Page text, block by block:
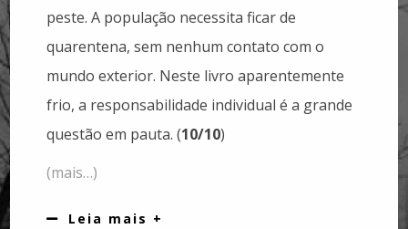
peste. A população necessita ficar de
quarentena, sem nenhum contato com o
mundo exterior. Neste livro aparentemente
frio, a responsabilidade individual é a grande
questão em pauta. (10/10)
(mais…)
Leia mais +